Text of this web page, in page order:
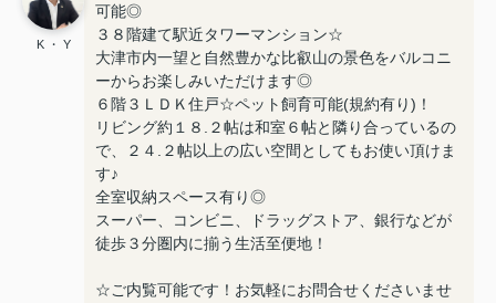
K ・ Y
可能◎
３８階建て駅近タワーマンション☆
大津市内一望と自然豊かな比叡山の景色をバルコニ
ーからお楽しみいただけます◎
６階３ＬＤＫ住戸☆ペット飼育可能(規約有り)！
リビング約１８.２帖は和室６帖と隣り合っているの
で、２４.２帖以上の広い空間としてもお使い頂けま
す♪
全室収納スペース有り◎
スーパー、コンビニ、ドラッグストア、銀行などが
徒歩３分圏内に揃う生活至便地！
☆ご内覧可能です！お気軽にお問合せくださいませ